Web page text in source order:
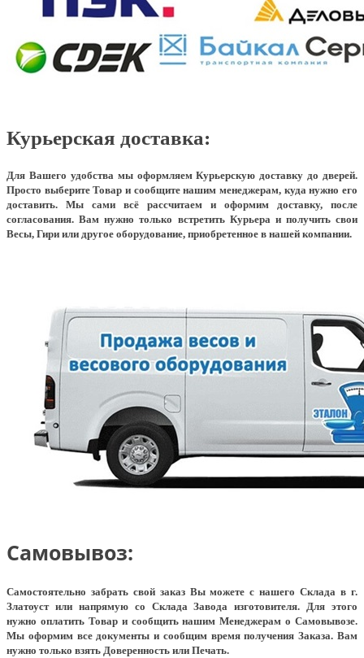
Курьерская доставка:
Для Вашего удобства мы оформляем Курьерскую доставку до дверей.
Просто выберите Товар и сообщите нашим менеджерам, куда нужно его
доставить. Мы сами всё рассчитаем и оформим доставку, после
согласования. Вам нужно только встретить Курьера и получить свои
Весы, Гири или другое оборудование, приобретенное в нашей компании.
Самовывоз:
Самостоятельно забрать свой заказ Вы можете с нашего Склада в г.
Златоуст или напрямую со Склада Завода изготовителя. Для этого
нужно оплатить Товар и сообщить нашим Менеджерам о Самовывозе.
Мы оформим все документы и сообщим время получения Заказа. Вам
нужно только взять Доверенность или Печать.